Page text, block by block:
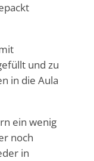
und zu
in die Aula
ein wenig
noch
in